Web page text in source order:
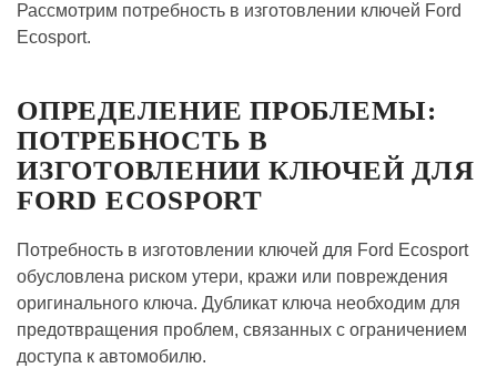
Рассмотрим потребность в изготовлении ключей Ford
Ecosport.
ОПРЕДЕЛЕНИЕ ПРОБЛЕМЫ:
ПОТРЕБНОСТЬ В
ИЗГОТОВЛЕНИИ КЛЮЧЕЙ ДЛЯ
FORD ECOSPORT
Потребность в изготовлении ключей для Ford Ecosport
обусловлена риском утери, кражи или повреждения
оригинального ключа. Дубликат ключа необходим для
предотвращения проблем, связанных с ограничением
доступа к автомобилю.